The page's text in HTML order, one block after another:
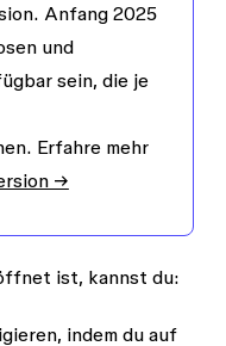
Anfang 2025
und
sein, die je
Erfahre mehr
→
ist, kannst du:
indem du auf